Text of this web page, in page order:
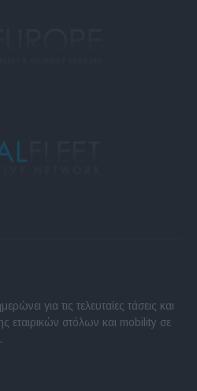
για τις τελευταίες τάσεις και
εταιρικών στόλων και mobility σε